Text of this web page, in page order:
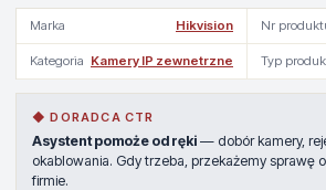
Marka Hikvision Nr
Kategoria Kamery IP zewnetrzne Typ
◆ DORADCA CTR
Asystent pomoże od ręki — dobór kamery,
okablowania. Gdy trzeba, przekażemy sprawę
firmie.